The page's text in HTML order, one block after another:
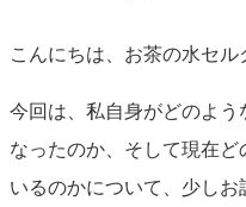
こんにちは、お茶の水セル
今回は、私自身がどのよ
なったのか、そして現在
いるのかについて、少しお